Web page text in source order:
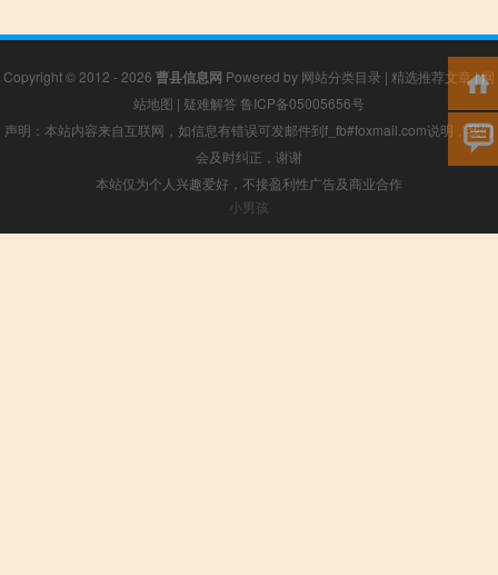
Copyright © 2012 - 2026 曹县信息网 Powered by 网站分类目录 | 精选推荐文章|网
站地图 | 疑难解答 鲁ICP备05005656号
声明：本站内容来自互联网，如信息有错误可发邮件到f_fb#foxmail.com说明，我们
会及时纠正，谢谢
本站仅为个人兴趣爱好，不接盈利性广告及商业合作
小男孩